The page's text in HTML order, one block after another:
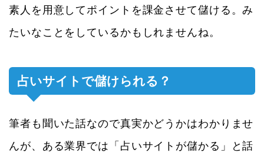
素人を用意してポイントを課金させて儲ける。み
たいなことをしているかもしれませんね。
占いサイトで儲けられる？
筆者も聞いた話なので真実かどうかはわかりませ
んが、ある業界では「占いサイトが儲かる」と話